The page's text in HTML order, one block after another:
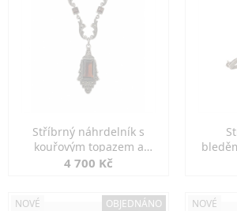
Stříbrný náhrdelník s
kouřovým topazem a
markazity
4 700 Kč
NOVÉ OBJEDNÁNO NOVÉ